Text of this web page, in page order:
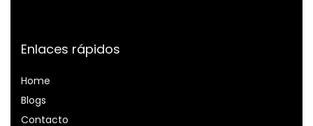
Enlaces rápidos
Home
Blogs
Contacto